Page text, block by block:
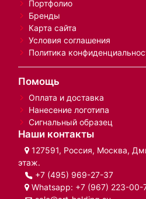
Портфолио
Бренды
Карта сайта
Условия соглашения
Политика
Помощь
Оплата и доставка
Нанесение логотипа
Сигнальный образец
Наши контакты
127591, Россия, Москва,
этаж.
+7 (495) 969-27-37
Whatsapp: +7 (967) 223-00-